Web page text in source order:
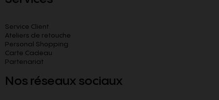
Service Client
Ateliers de retouche
Personal Shopping
Carte Cadeau
Partenariat
Nos réseaux sociaux